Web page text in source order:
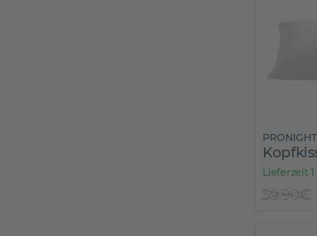
PRONIGHT
Lieferzeit 1
59,90€